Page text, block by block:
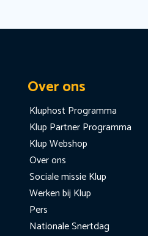
Over ons
Kluphost Programma
Klup Partner Programma
Klup Webshop
Over ons
Sociale missie Klup
Werken bij Klup
Pers
Nationale Snertdag